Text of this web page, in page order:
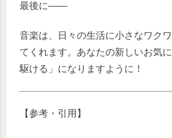
最後に――
音楽は、日々の生活に小さなワク
てくれます。あなたの新しいお気
駆ける」になりますように！
【参考・引用】